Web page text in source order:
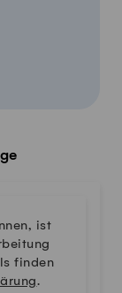
ist
finden
.